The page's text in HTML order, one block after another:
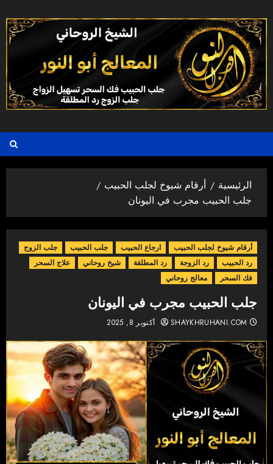
إلى
المحتوى
الرئيسية
أرقام شيوخ لجلب الحبيب
جلب الحبيب مجرب في اليونان
أرقام شيوخ لجلب الحبيب ارجاع الحبيب جلب الحبيب
جلب الزوج
رد الحبيب
رد الزوجة رد المطلقة شيخ روحاني
علاج السحر
فك السحر
معالج روحاني
جلب الحبيب مجرب في اليونان
SHAYKHRUHANI.COM أكتوبر 8, 2025